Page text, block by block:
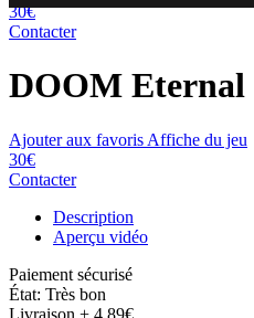
30€
Contacter
DOOM Eternal
Ajouter aux favoris Affiche du jeu
30€
Contacter
Description
Aperçu vidéo
Paiement sécurisé
État: Très bon
Livraison + 4.89€